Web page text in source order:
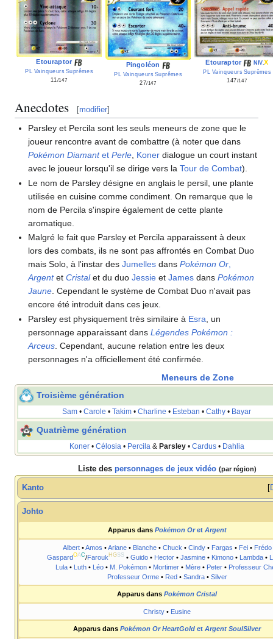
Etouraptor
PL Vainqueurs Suprêmes
11 /147
Pingoléon
PL Vainqueurs Suprêmes
27/147
Etouraptor NIV.X
PL Vainqueurs Suprêmes
147/147
Anecdotes [modifier]
Parsley et Percila sont les seuls meneurs de zone que le
joueur rencontre avant de combattre (à noter que dans
Pokémon DiamantetPerle, Koner dialogue un court instant
avec le joueur lorsqu'il se dirige vers laTour de Combat).
Le nom de Parsley désigne en anglais le persil, une plante
utilisée en cuisine comme condiment. On remarque que le
nom de Percila s'inspire également de cette plante
aromatique.
Malgré le fait que Parsley et Percila apparaissent à deux
lors des combats, ils ne sont pas affrontés en Combat Duo
mais Solo, à l'instar desJumelles dansPokémon Or
ArgentetCristalet du duoJessie etJames dansPokémon
Jaune . Cependant le système de Combat Duo n'avait pas
encore été introduit dans ces jeux.
Parsley est physiquement très similaire à Esra , un
personnage apparaissant dansLégendes Pokémon :
Arceus . Cependant, aucune relation entre les deux
personnages n'a officiellement été confirmée.
Meneurs de Zone
Troisième génération
Sam • Carole • Takim • Charline • Esteban • Cathy • Bayar
Quatrième génération
Koner• Célosia • Percila & Parsley• Cardus• Dahlia
Liste des personnages de jeux vidéo (par région)
Kanto
Johto
Apparus dans Pokémon Oret Argent
Albert•Amos •Ariane• Blanche• Chuck • Cindy• Fargas • Fei• Frédo
GaspardOAC/Farouk HGSS• Guido• Hector• Jasmine• Kimono• Lambda•
Lula• Luth• Léo• M. Pokémon• Mortimer• Mère• Peter• Professeur
Professeur Orme• Red• Sandra• Silver
Apparus dans Pokémon Cristal
Christy • Eusine
Apparus dans Pokémon Or HeartGold et Argent SoulSilver